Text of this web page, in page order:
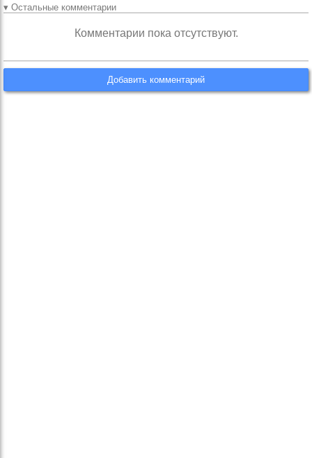
▾ Остальные комментарии
Комментарии пока отсутствуют.
Добавить комментарий